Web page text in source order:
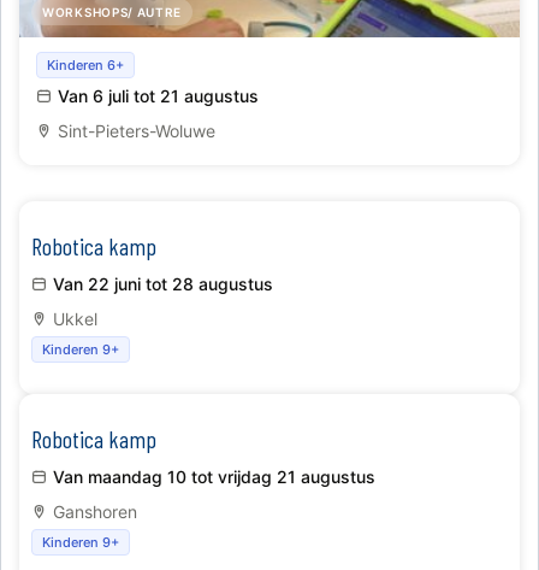
WORKSHOPS/ AUTRE
Kamp Robofun
Kinderen 6+
Van 6 juli tot 21 augustus
Sint-Pieters-Woluwe
Robotica kamp
Van 22 juni tot 28 augustus
Ukkel
Kinderen 9+
Robotica kamp
Van maandag 10 tot vrijdag 21 augustus
Ganshoren
Kinderen 9+